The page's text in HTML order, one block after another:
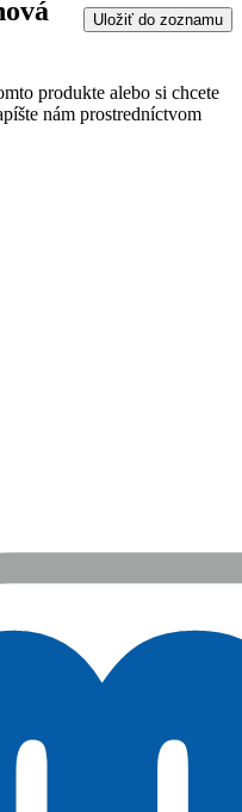
Uložiť do zoznamu
produkte alebo si chcete
nám prostredníctvom